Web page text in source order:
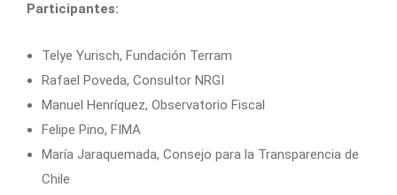
Participantes:
Telye Yurisch, Fundación Terram
Rafael Poveda, Consultor NRGI
Manuel Henríquez, Observatorio Fiscal
Felipe Pino, FIMA
María Jaraquemada, Consejo para la Transparencia de
Chile